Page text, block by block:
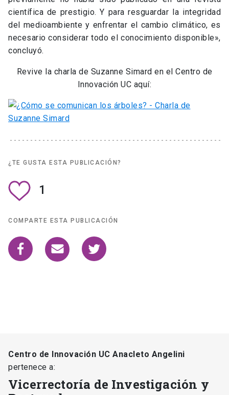
1
COMPARTE ESTA PUBLICACIÓN
pertenece a:
Vicerrectoría de Investigación y
Postgrado
Unidad encargada de elaborar y ejecutar las políticas
se desarrolla en la UC, sus centros y estaciones
regionales.